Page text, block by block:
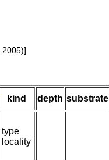
2005)]
kind depth substrate
type
locality